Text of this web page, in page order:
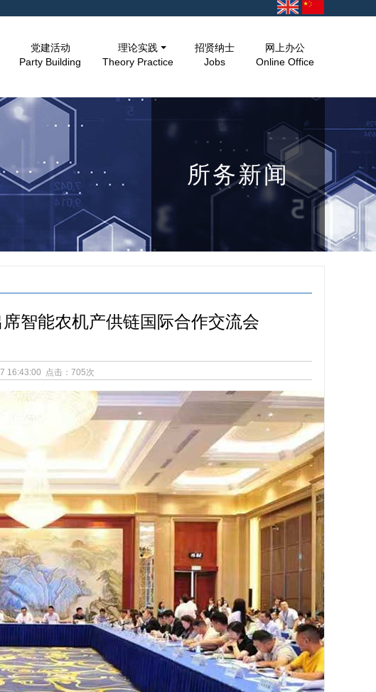
党建活动
Party Building
理论实践
Theory Practice
招贤纳士
Jobs
网上办公
Online Office
所务新闻
智能农机产供链国际合作交流会
16:43:00 点击：705次